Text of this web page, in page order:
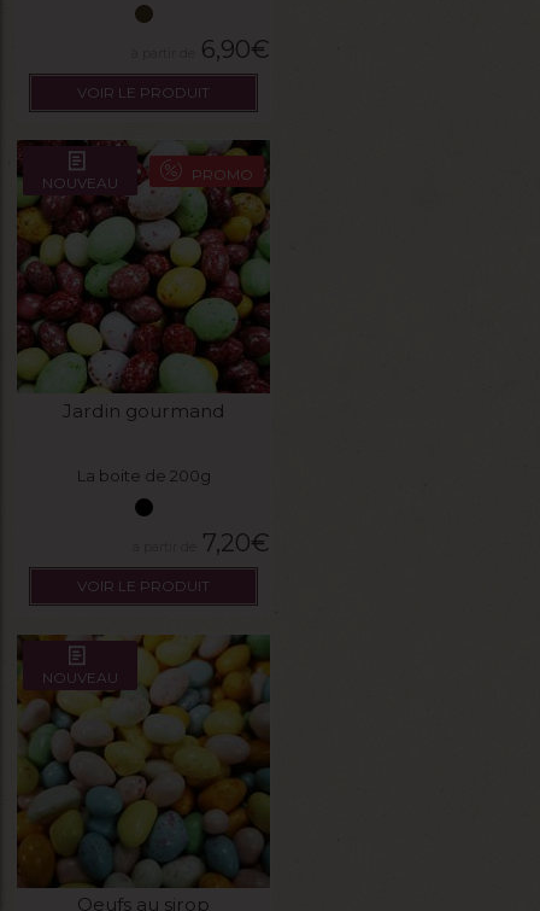
6,90€
VOIR LE PRODUIT
NOUVEAU PROMO
Jardin gourmand
La boite de 200g
7,20€
VOIR LE PRODUIT
NOUVEAU
Oeufs au sirop